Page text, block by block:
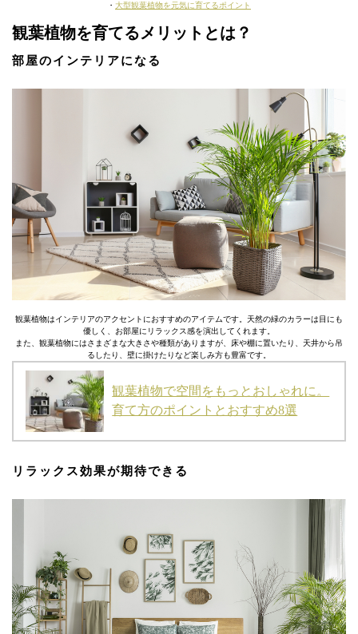
・ 大型観葉植物を元気に育てるポイント
観葉植物を育てるメリットとは？
部屋のインテリアになる
観葉植物はインテリアのアクセントにおすすめのアイテムです。天然の緑のカラーは目にも
優しく、お部屋にリラックス感を演出してくれます。
また、観葉植物にはさまざまな大きさや種類がありますが、床や棚に置いたり、天井から吊
るしたり、壁に掛けたりなど楽しみ方も豊富です。
観葉植物で空間をもっとおしゃれに。
育て方のポイントとおすすめ8選
リラックス効果が期待できる